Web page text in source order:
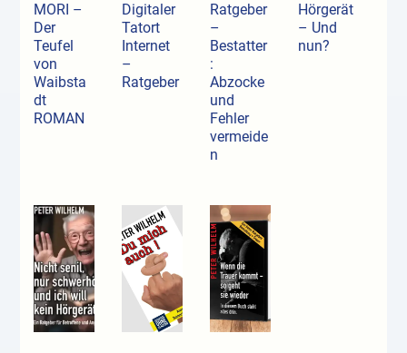
MORI –
Der
Teufel
von
Waibsta
dt
ROMAN
Digitaler
Tatort
Internet
–
Ratgeber
Ratgeber
–
Bestatter
:
Abzocke
und
Fehler
vermeide
n
Hörgerät
– Und
nun?